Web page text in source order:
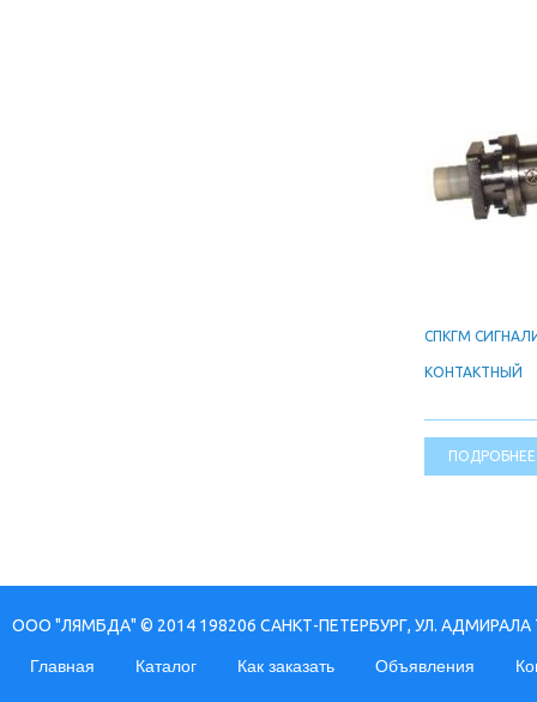
СПКГМ
КОНТАКТНЫЙ
ПОДРОБНЕЕ
ООО "ЛЯМБДА" © 2014 198206 САНКТ-ПЕТЕРБУРГ, УЛ. АДМИРАЛА
Главная Каталог Как заказать Объявления